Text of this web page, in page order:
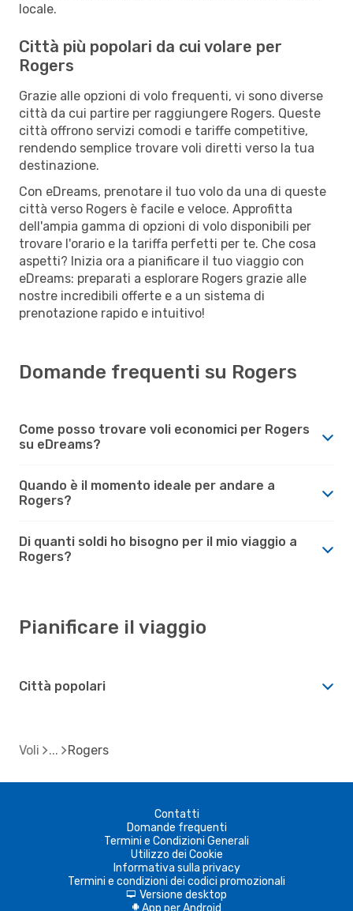
locale.
Città più popolari da cui volare per
Rogers
Grazie alle opzioni di volo frequenti, vi sono diverse
città da cui partire per raggiungere Rogers. Queste
città offrono servizi comodi e tariffe competitive,
rendendo semplice trovare voli diretti verso la tua
destinazione.
Con eDreams, prenotare il tuo volo da una di queste
città verso Rogers è facile e veloce. Approfitta
dell'ampia gamma di opzioni di volo disponibili per
trovare l'orario e la tariffa perfetti per te. Che cosa
aspetti? Inizia ora a pianificare il tuo viaggio con
eDreams: preparati a esplorare Rogers grazie alle
nostre incredibili offerte e a un sistema di
prenotazione rapido e intuitivo!
Domande frequenti su Rogers
Come posso trovare voli economici per Rogers
su eDreams?
Quando è il momento ideale per andare a
Rogers?
Di quanti soldi ho bisogno per il mio viaggio a
Rogers?
Pianificare il viaggio
Città popolari
Voli Rogers
Contatti
Domande frequenti
Termini e Condizioni Generali
Utilizzo dei Cookie
Informativa sulla privacy
Termini e condizioni dei codici promozionali
d Versione desktop
A App per Android